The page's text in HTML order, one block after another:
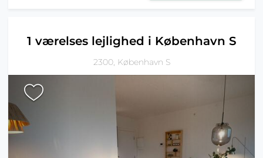
1 værelses lejlighed i København S
2300, København S